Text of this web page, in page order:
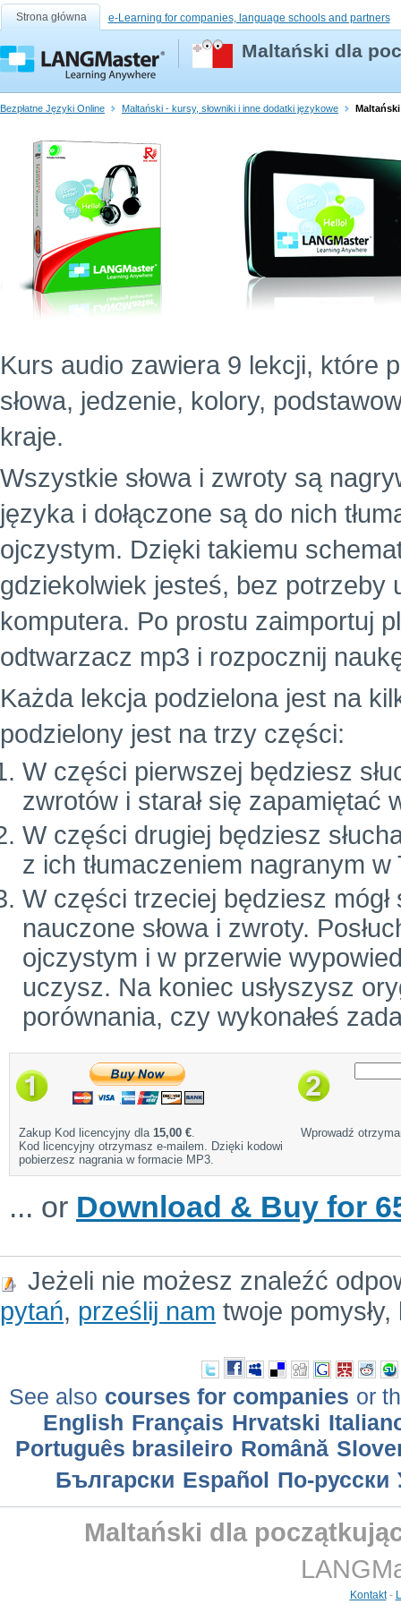
Strona główna e-Learning for companies, language schools and partners
Maltański dla
Bezpłatne Języki Online Maltański - kursy, słowniki i inne dodatki językowe
Kurs audio zawiera 9 lekcji, które
słowa, jedzenie, kolory,
kraje.
Wszystkie słowa i zwroty są
języka i dołączone są do nich
ojczystym. Dzięki takiemu
gdziekolwiek jesteś, bez potrzeby
komputera. Po prostu zaimportuj
odtwarzacz mp3 i rozpocznij
Każda lekcja podzielona jest na
podzielony jest na trzy części:
W części pierwszej będziesz
zwrotów i starał się zapamiętać
W części drugiej będziesz
z ich tłumaczeniem nagranym
W części trzeciej będziesz
nauczone słowa i zwroty.
ojczystym i w przerwie
uczysz. Na koniec usłyszysz
porównania, czy wykonałeś
Zakup Kod licencyjny dla 15,00 €.
Kod licencyjny otrzymasz e-mailem. Dzięki kodowi
pobierzesz nagrania w formacie MP3.
Wprowadź
... or Download & Buy for
Jeżeli nie możesz znaleźć
pytań, prześlij nam twoje
See also courses for companies or
English Français Hrvatski
Português brasileiro Română
Български Еspañol По-русски
Maltański dla
Kontakt-